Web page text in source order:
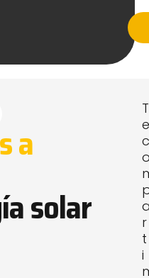
a
solar
T
e
c
r
t
i